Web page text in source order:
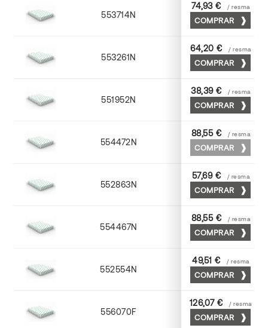
553714N 72 x 102
74,93 € / resma
COMPRAR
553261N 63 x 88
64,20 € / resma
COMPRAR
551952N 52 x 70
38,39 € / resma
COMPRAR
554472N 70 x 100
88,55 € / resma
COMPRAR
552863N 63 x 88
57,69 € / resma
COMPRAR
554467N 65 x 90
88,55 € / resma
COMPRAR
552554N 52 x 70
49,51 € / resma
COMPRAR
556070F 70 x 100
126,07 € / resma
COMPRAR